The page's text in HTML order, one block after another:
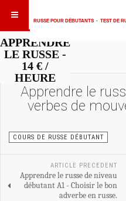
RUSSE POUR DÉBUTANTS - TEST DE
APPRENDRE
LE RUSSE -
14 € /
HEURE
Apprendre le
verbes de
COURS DE RUSSE DÉBUTANT
ARTICLE PRECEDENT
Apprendre le russe de niveau
débutant A1 - Choisir le bon
adverbe en russe.